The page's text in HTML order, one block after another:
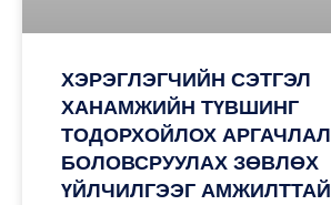
ХЭРЭГЛЭГЧИЙН СЭТГЭЛ
ХАНАМЖИЙН ТҮВШИНГ
ТОДОРХОЙЛОХ АРГАЧЛАЛ
БОЛОВСРУУЛАХ ЗӨВЛӨХ
ҮЙЛЧИЛГЭЭГ АМЖИЛТТАЙ